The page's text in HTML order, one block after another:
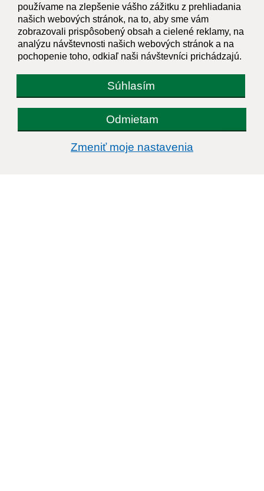
používame na zlepšenie vášho zážitku z prehliadania
našich webových stránok, na to, aby sme vám
zobrazovali prispôsobený obsah a cielené reklamy, na
analýzu návštevnosti našich webových stránok a na
pochopenie toho, odkiaľ naši návštevníci prichádzajú.
Súhlasím
Odmietam
Zmeniť moje nastavenia